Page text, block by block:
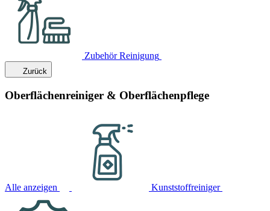
Zubehör Reinigung
Zurück
Oberflächenreiniger & Oberflächenpflege
Alle anzeigen Kunststoffreiniger